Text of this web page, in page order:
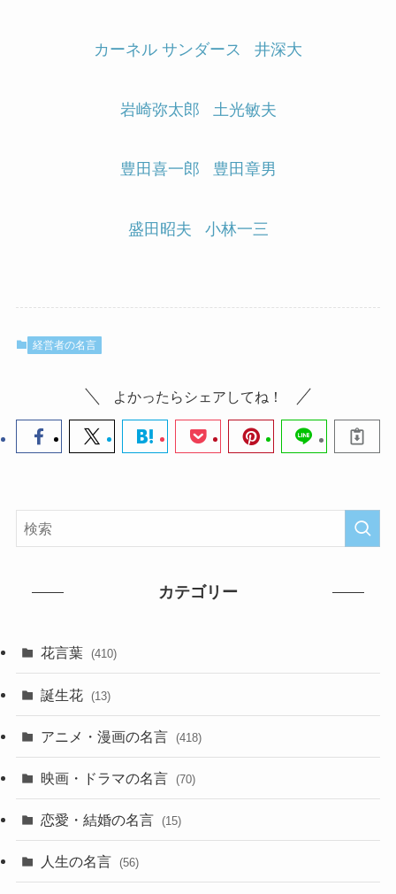
カーネル サンダース 井深大
岩崎弥太郎 土光敏夫
豊田喜一郎 豊田章男
盛田昭夫 小林一三
経営者の名言
よかったらシェアしてね！
カテゴリー
花言葉 (410)
誕生花 (13)
アニメ・漫画の名言 (418)
映画・ドラマの名言 (70)
恋愛・結婚の名言 (15)
人生の名言 (56)